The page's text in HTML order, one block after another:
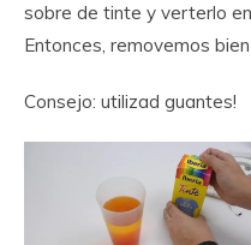
sobre de tinte y verterlo
Entonces, removemos
Consejo: utilizad guantes!